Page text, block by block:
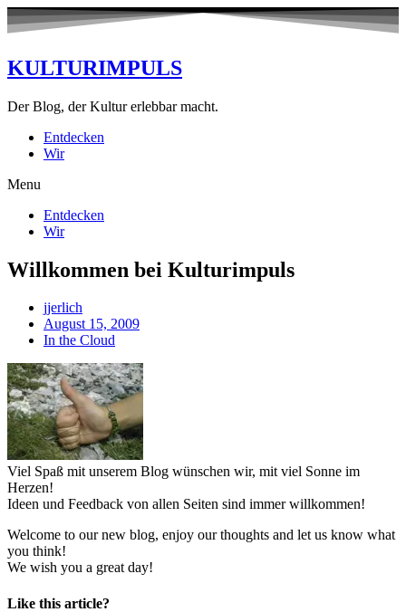
KULTURIMPULS
Der Blog, der Kultur erlebbar macht.
Entdecken
Wir
Menu
Entdecken
Wir
Willkommen bei Kulturimpuls
jjerlich
August 15, 2009
In the Cloud
Viel Spaß mit unserem Blog wünschen wir, mit viel Sonne im
Herzen!
Ideen und Feedback von allen Seiten sind immer willkommen!
Welcome to our new blog, enjoy our thoughts and let us know what
you think!
We wish you a great day!
Like this article?